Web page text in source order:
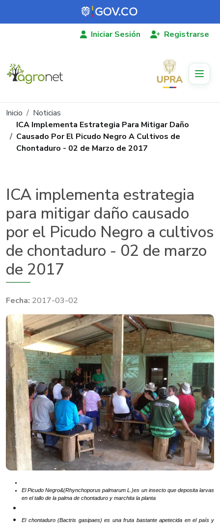
Pasar al contenido principal
Iniciar Sesión Registrarse
Ruta de navegación
Inicio
Noticias
ICA Implementa Estrategia Para Mitigar Daño
Causado Por El Picudo Negro A Cultivos de
Chontaduro - 02 de Marzo de 2017
ICA implementa estrategia
para mitigar daño causado
por el Picudo Negro a cultivos
de chontaduro - 02 de marzo
de 2017
2017-03-02
El Picudo Negro&(Rhynchoporus palmarum L.)es un insecto que deposita larvas
en el tallo de la palma de chontaduro y marchita la planta
El chontaduro (Bactris gasipaes) es una fruta bastante apetecida en el país y